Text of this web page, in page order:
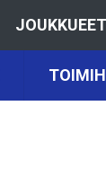
JOUKKUEET